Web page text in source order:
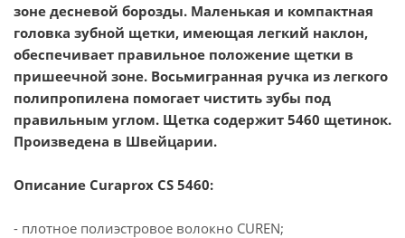
зоне десневой борозды. Маленькая и компактная
головка зубной щетки, имеющая легкий наклон,
обеспечивает правильное положение щетки в
пришеечной зоне. Восьмигранная ручка из легкого
полипропилена помогает чистить зубы под
правильным углом. Щетка содержит 5460 щетинок.
Произведена в Швейцарии.
Описание Curaprox CS 5460:
- плотное полиэстровое волокно CUREN;